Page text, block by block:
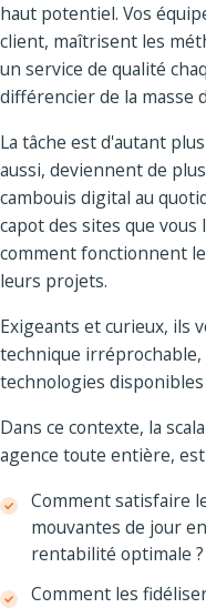
haut potentiel. Vos
client, maîtrisent les
un service de qualité
différencier de la masse
La tâche est d'autant
aussi, deviennent de
cambouis digital au
capot des sites que
comment fonctionnent
leurs projets.
Exigeants et curieux, ils
technique
technologies
Dans ce contexte, la
agence toute entière,
Comment satisfaire
mouvantes de jour
rentabilité optimale ?
Comment les